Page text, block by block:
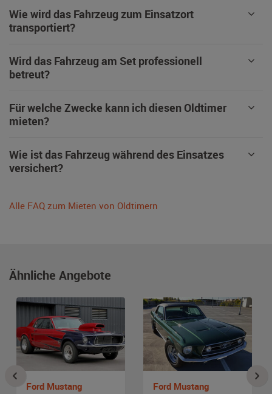
Wie wird das Fahrzeug zum Einsatzort
transportiert?
Wird das Fahrzeug am Set professionell
betreut?
Für welche Zwecke kann ich diesen Oldtimer
mieten?
Wie ist das Fahrzeug während des Einsatzes
versichert?
Alle FAQ zum Mieten von Oldtimern
Ähnliche Angebote
Ford Mustang Ford Mustang